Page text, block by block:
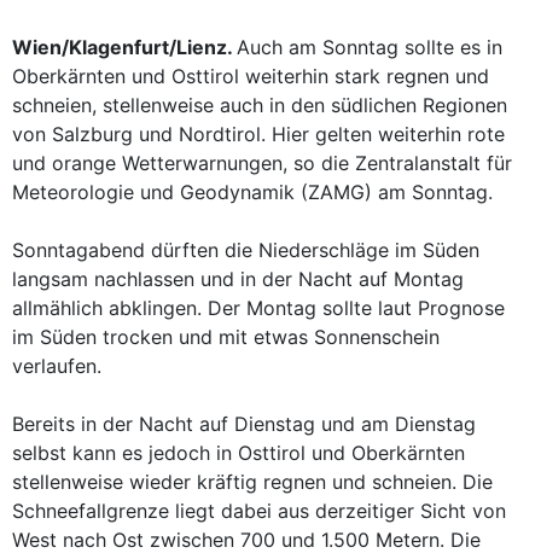
Wien/Klagenfurt/Lienz. Auch am Sonntag sollte es in
Oberkärnten und Osttirol weiterhin stark regnen und
schneien, stellenweise auch in den südlichen Regionen
von Salzburg und Nordtirol. Hier gelten weiterhin rote
und orange Wetterwarnungen, so die Zentralanstalt für
Meteorologie und Geodynamik (ZAMG) am Sonntag.
Sonntagabend dürften die Niederschläge im Süden
langsam nachlassen und in der Nacht auf Montag
allmählich abklingen. Der Montag sollte laut Prognose
im Süden trocken und mit etwas Sonnenschein
verlaufen.
Bereits in der Nacht auf Dienstag und am Dienstag
selbst kann es jedoch in Osttirol und Oberkärnten
stellenweise wieder kräftig regnen und schneien. Die
Schneefallgrenze liegt dabei aus derzeitiger Sicht von
West nach Ost zwischen 700 und 1.500 Metern. Die